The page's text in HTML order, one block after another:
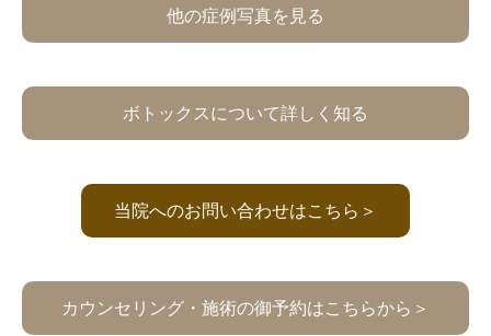
他の症例写真を見る
ボトックスについて詳しく知る
当院へのお問い合わせはこちら＞
カウンセリング・施術の御予約はこちらから＞